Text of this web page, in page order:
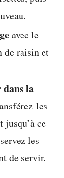
avec le
de raisin et
dans la
les
ce
les
de servir.